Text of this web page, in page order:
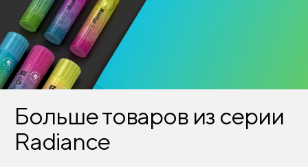
Больше товаров из серии
Radiance